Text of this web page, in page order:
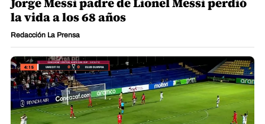
la vida a los 68 años
Redacción La Prensa